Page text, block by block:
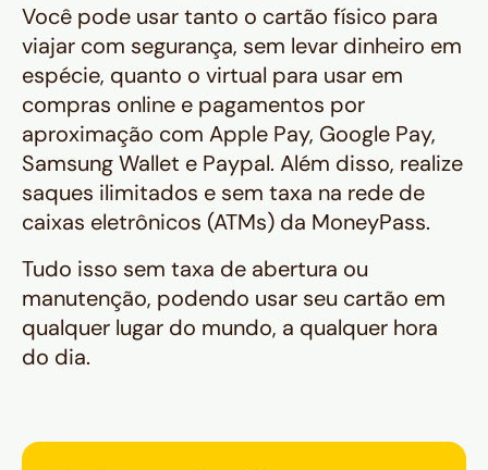
Você pode usar tanto o cartão físico para
viajar com segurança, sem levar dinheiro em
espécie, quanto o virtual para usar em
compras online e pagamentos por
aproximação com Apple Pay, Google Pay,
Samsung Wallet e Paypal. Além disso, realize
saques ilimitados e sem taxa na rede de
caixas eletrônicos (ATMs) da MoneyPass.
Tudo isso sem taxa de abertura ou
manutenção, podendo usar seu cartão em
qualquer lugar do mundo, a qualquer hora
do dia.